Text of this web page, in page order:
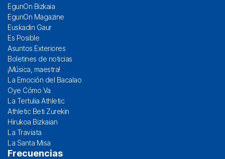
EgunOn Bizkaia
EgunOn Magazine
Euskadin Gaur
Es Posible
Asuntos Exteriores
Boletines de noticias
¡Música, maestra!
La Emoción del Bacalao
Oye Cómo Va
La Tertulia Athletic
Athletic Beti Zurekin
Hirukoa Bizkaian
La Traviata
La Santa Misa
Frecuencias